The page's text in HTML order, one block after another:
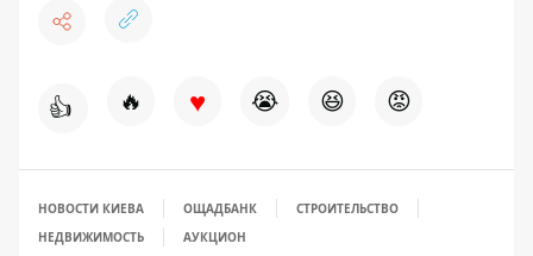
👍 🔥 ♥ 😭 😆 😡
НОВОСТИ КИЕВА ОЩАДБАНК
СТРОИТЕЛЬСТВО
НЕДВИЖИМОСТЬ
АУКЦИОН